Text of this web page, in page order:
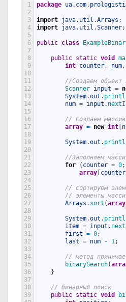
1
2
3
4
5
6
7
8
9
10
11
12
13
14
15
16
17
18
19
20
21
22
23
24
25
26
27
28
29
30
31
32
33
34
35
36
37
38
39
package ua. com.
import java. util .Arrays ;
import java. util .Scanner;
public class
public static void
int counter , num ,
//Создаем объект
Scanner input =
System.out .
num = input .
// Создаем массив
array = new int [
System.out .
//Заполняем
for
( counter = 0;
array [counter
// сортируем
// элементы
Arrays . sort (array
System.out .
item = input .
first = 0;
last = num - 1 ;
// метод
binarySearch(
}
// бинарный поиск
public static void